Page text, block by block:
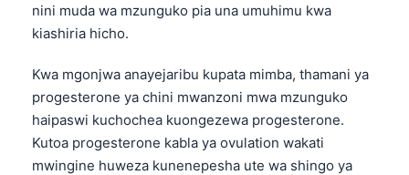
nini muda wa mzunguko pia una umuhimu kwa
kiashiria hicho.
Kwa mgonjwa anayejaribu kupata mimba, thamani ya
progesterone ya chini mwanzoni mwa mzunguko
haipaswi kuchochea kuongezewa progesterone.
Kutoa progesterone kabla ya ovulation wakati
mwingine huweza kunenepesha ute wa shingo ya